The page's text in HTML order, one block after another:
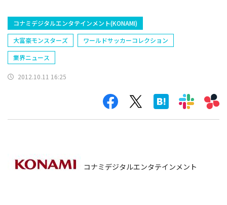
コナミデジタルエンタテインメント(KONAMI)
大富豪モンスターズ
ワールドサッカーコレクション
業界ニュース
2012.10.11 16:25
コナミデジタルエンタテインメント